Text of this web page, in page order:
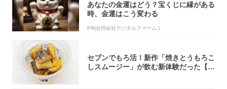
あなたの金運はどう？宝くじに縁がある
時、金運はこう変わる
PR(合同会社デジタルファーム )
セブンでもろ活！新作「焼きとうもろこ
しスムージー」が飲む新体験だった【東